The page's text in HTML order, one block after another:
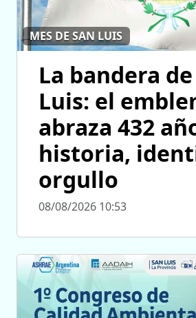
MES DE SAN LUIS
La bandera de
Luis: el
abraza 432
historia,
orgullo
08/08/2026 10:53